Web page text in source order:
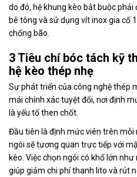
do đó, hệ khung kèo bắt buộc
bê tông và sử dụng vít inox gia cố
chống bão.
3 Tiêu chí bóc tách kỹ
hệ kèo thép nhẹ
Sự phát triển của công nghệ thép
mái chính xác tuyệt đối, nơi định
là yếu tố then chốt.
Đầu tiên là định mức viên trên
ngói sẽ tương quan trực tiếp với
kèo. Việc chọn ngói có khổ lớn
giúp giảm chi phí thanh lito và rút